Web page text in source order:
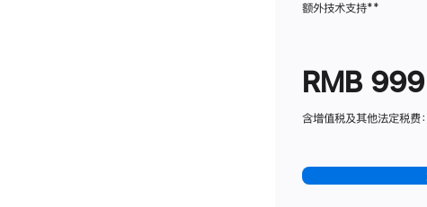
额外技术支持脚
**
RMB 999
含增值税及其他法定税费